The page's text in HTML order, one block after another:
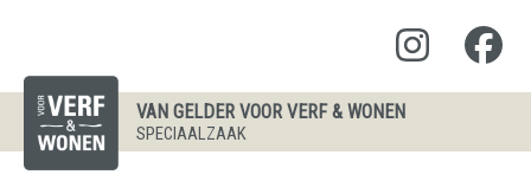
VAN GELDER VOOR VERF & WONEN
SPECIAALZAAK